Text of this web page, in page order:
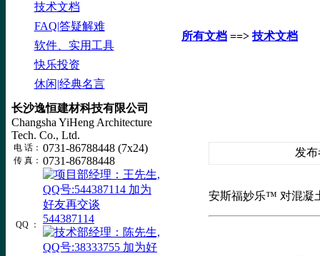
技术文档
FAQ|答疑解难
软件、实用工具
快乐投资
休闲|经典名言
长沙逸恒建材科技有限公司
Changsha YiHeng Architecture
Tech. Co., Ltd.
电 话： 0731-86788448 (7x24)
传 真： 0731-86788448
QQ ： 544387114
所有文档 ==> 技术文档
发布
安斯福妙乐™ 对混凝